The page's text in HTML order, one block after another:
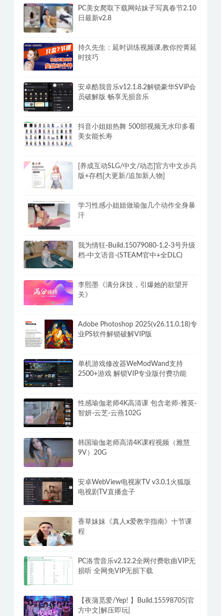
PC美女爬取下载网站妹子写真春节2.10
日最新v2.8
持久先生：延时训练视频课,教你控菁延
时技巧
安卓酷我音乐v12.1.8.2解锁豪华SViP会
员破解版 畅享无损音乐
抖音小姐姐热舞 500部视频无水印多看
美女能长寿
[养成互动SLG/中文/动态]官方中文步兵
版+存档[大更新/追加新人物]
学习性感小姐姐做瑜伽几个动作全身暴
汗
我为情狂-Build.15079080-1.2-3号升级
档-中文语音-(STEAM官中+全DLC)
李熙墨《满分床技，引爆她的欲望开
关》
Adobe Photoshop 2025(v26.11.0.18)专
业PS软件解锁破解VIP版
单机游戏修改器WeModWand支持
2500+游戏 解锁VIP专业版付费功能
性感瑜伽老师4K高清课 包含老师-雅英-
智妍-云芝-云燕102G
韩国瑜伽老师高清4K课程视频（雅慧
9V）20G
安卓WebView电视家TV v3.0.1火狐版
电视剧TV直播盒子
香草妹妹《真人x爱教学指南》十节课
程
PC洛雪音乐v2.12.2全网付费歌曲VIP无
损听 全网免VIP无损下载
【夜蒲觅爱/Yep! 】Build.15598705|官
方中文|解压即玩|